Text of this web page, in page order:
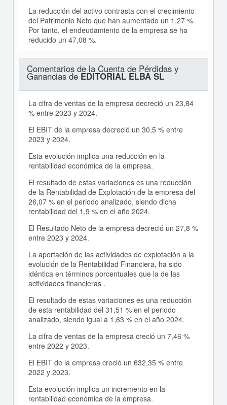
La reducción del activo contrasta con el crecimiento
del Patrimonio Neto que han aumentado un 1,27 %.
Por tanto, el endeudamiento de la empresa se ha
reducido un 47,08 %.
Comentarios de la Cuenta de Pérdidas y
Ganancias deEDITORIAL ELBA SL
La cifra de ventas de la empresa decreció un 23,84
% entre 2023 y 2024.
El EBIT de la empresa decreció un 30,5 % entre
2023 y 2024.
Esta evolución implica una reducción en la
rentabilidad económica de la empresa.
El resultado de estas variaciones es una reducción
de la Rentabilidad de Explotación de la empresa del
26,07 % en el periodo analizado, siendo dicha
rentabilidad del 1,9 % en el año 2024.
El Resultado Neto de la empresa decreció un 27,8 %
entre 2023 y 2024.
La aportación de las actividades de explotación a la
evolución de la Rentabilidad Financiera, ha sido
idéntica en términos porcentuales que la de las
actividades financieras .
El resultado de estas variaciones es una reducción
de esta rentabilidad del 31,51 % en el periodo
analizado, siendo igual a 1,63 % en el año 2024.
La cifra de ventas de la empresa creció un 7,46 %
entre 2022 y 2023.
El EBIT de la empresa creció un 632,35 % entre
2022 y 2023.
Esta evolución implica un incremento en la
rentabilidad económica de la empresa.